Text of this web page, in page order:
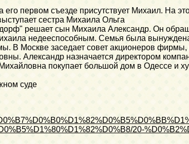
первом съезде присутствует Михаил. На
сестра Михаила Ольга
решает сын Михаила Александр. Он
недееспособным. Семья была
В Москве заседает совет акционеров
Александр назначается директором
покупает большой дом в Одессе и
суде
20-